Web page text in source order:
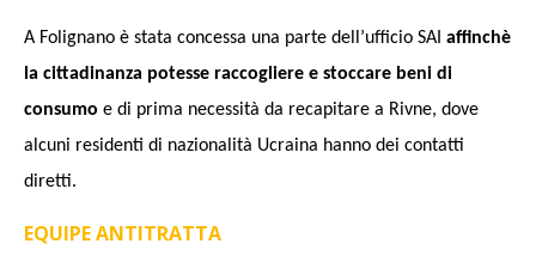
A Folignano è stata concessa una parte dell’ufficio SAI affinchè
la cittadinanza potesse raccogliere e stoccare beni di
consumo e di prima necessità da recapitare a Rivne, dove
alcuni residenti di nazionalità Ucraina hanno dei contatti
diretti.
EQUIPE ANTITRATTA